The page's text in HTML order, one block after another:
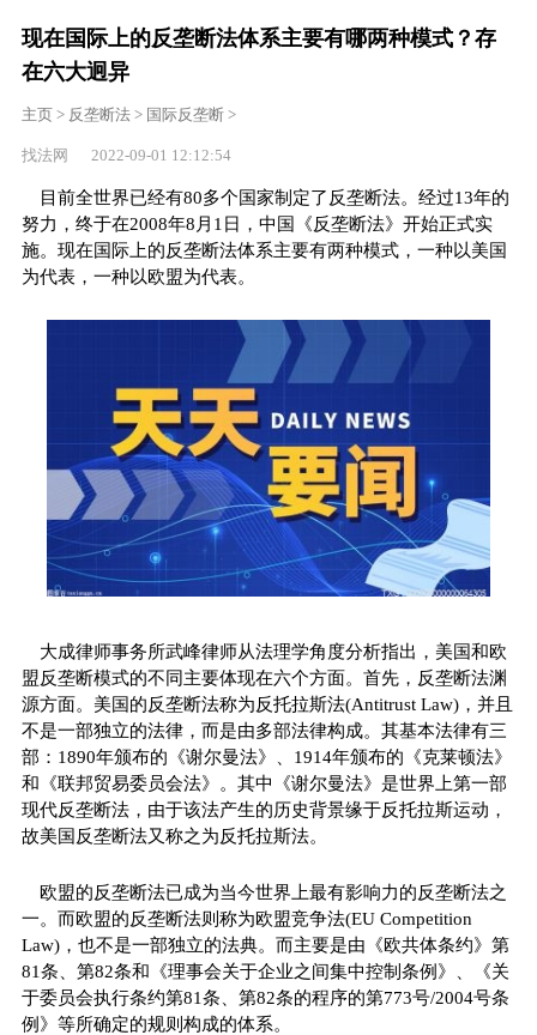
现在国际上的反垄断法体系主要有哪两种模式？存
在六大迥异
主页> 反垄断法> 国际反垄断>
找法网 2022-09-01 12:12:54
目前全世界已经有80多个 国家制定了反垄断法。经过13年的
努力，终于在2008年8月1日，中国《反垄断法》开始正式实
施。现在国际上的反垄断法体系主要有两种模式，一种以美国
为代表，一种以欧盟为代表。
大成律师事务所武峰律师从法理学角度分析指出，美国和欧
盟反垄断模式的不同主要体现在六个方面。首先，反垄断法渊
源方面。美国的反垄断法称为反托拉斯法(Antitrust Law)，并且
不是一部独立的法律，而是由多部法律构成。其基本法律有三
部：1890年颁布的《谢尔曼法》、1914年颁布的《克莱顿法》
和《联邦贸易委员会法》。其中《谢尔曼法》是世界上第一部
现代反垄断法，由于该法产生的历史背景缘于反托拉斯运动，
故美国反垄断法又称之为反托拉斯法。
欧盟的反垄断法已成为当今世界上最有影响力的反垄断法之
一。而欧盟的反垄断法则称为欧盟竞争法(EU Competition
Law)，也不是一部独立的法典。而主要是由《欧共体条约》第
81条、第82条和《理事会关于企业之间集中控制条例》、《关
于委员会执行条约第81条、第82条的程序的第773号/2004号条
例》等所确定的规则构成的体系。